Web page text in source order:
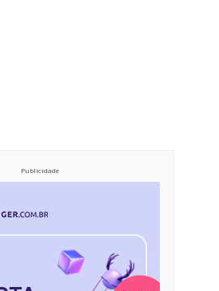
Publicidade